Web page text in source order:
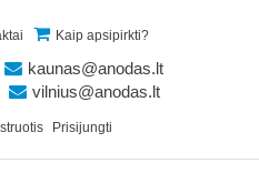
Kaip apsipirkti?
kaunas@anodas.lt
vilnius@anodas.lt
Prisijungti